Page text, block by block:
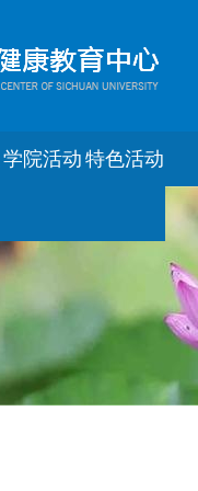
学院活动特色活动